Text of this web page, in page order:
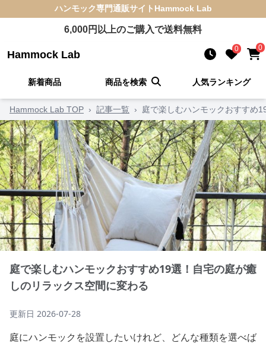
ハンモック専門通販サイト Hammock Lab
6,000円以上のご購入で送料無料
Hammock Lab 0 0
新着商品 商品を検索 人気ランキング
Hammock Lab TOP › 記事一覧 › 庭で楽しむハンモックおすすめ
庭で楽しむハンモックおすすめ19選！自宅の庭が癒
しのリラックス空間に変わる
更新日 2026-07-28
庭にハンモックを設置したいけれど、どんな種類を選べば